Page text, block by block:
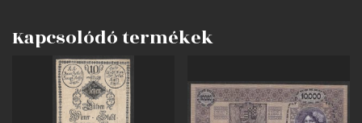
Kapcsolódó termékek